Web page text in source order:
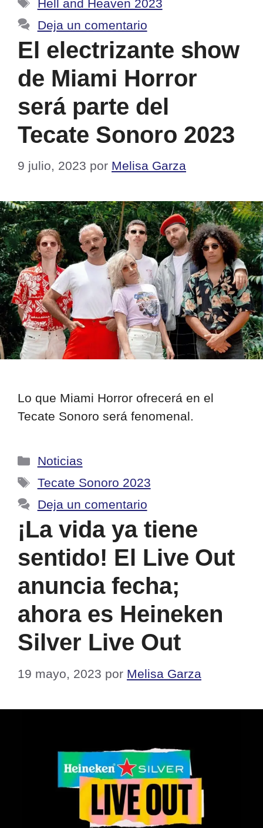
Hell and Heaven 2023
Deja un comentario
El electrizante show
de Miami Horror
será parte del
Tecate Sonoro 2023
9 julio, 2023 por Melisa Garza
Lo que Miami Horror ofrecerá en el
Tecate Sonoro será fenomenal.
Categorías
Noticias
Etiquetas
Tecate Sonoro 2023
Deja un comentario
¡La vida ya tiene
sentido! El Live Out
anuncia fecha;
ahora es Heineken
Silver Live Out
19 mayo, 2023 por Melisa Garza